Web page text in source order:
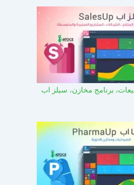
برنامج مخازن، سيلز اب